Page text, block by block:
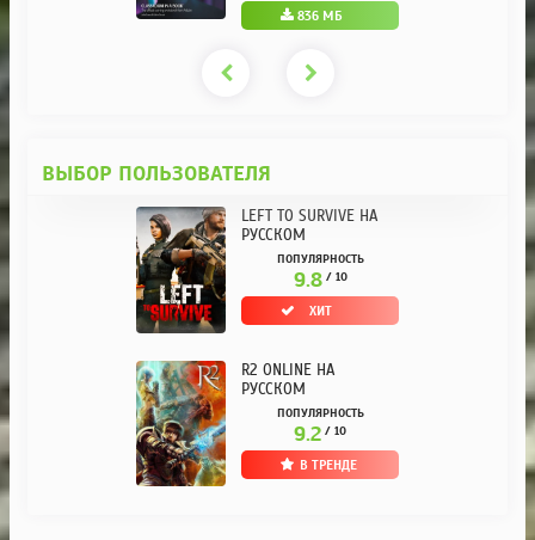
836 МБ
ВЫБОР ПОЛЬЗОВАТЕЛЯ
LEFT TO SURVIVE НА
РУССКОМ
ПОПУЛЯРНОСТЬ
9.8 / 10
ХИТ
R2 ONLINE НА
РУССКОМ
ПОПУЛЯРНОСТЬ
9.2 / 10
В ТРЕНДЕ